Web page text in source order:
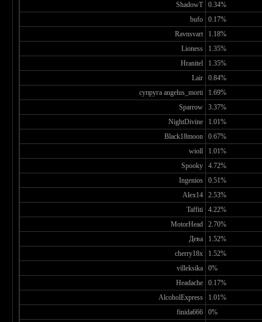
ShadowT
0.34%
bufo
0.17%
Ravnsvart
1.18%
Lioness
1.35%
Hranitel
1.35%
Lair
0.84%
супруга angelus_morti
1.69%
Sparrow
3.37%
NightDivine
1.01%
Black18moon
0.67%
wioll
1.01%
Spooky
4.72%
Ingenios
0.51%
Alex14
2.53%
Taffiti
4.22%
MotorHead
2.70%
Дева
1.52%
cherry18x
1.52%
villeksika
0%
Headache
0.17%
AlcoholExpress
1.01%
finida666
0%